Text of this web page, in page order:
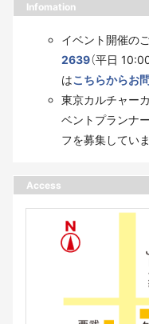
Infomation
イベント開催の
2639（平日
はこちらからお
東京カルチャー
ベントプランナ
フを募集していま
Access